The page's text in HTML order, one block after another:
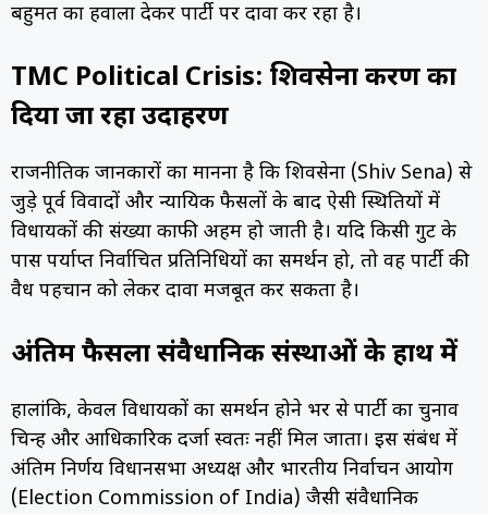
बहुमत का हवाला देकर पार्टी पर दावा कर रहा है।
TMC Political Crisis: शिवसेना प्रकरण का
दिया जा रहा उदाहरण
राजनीतिक जानकारों का मानना है कि शिवसेना (Shiv Sena) से
जुड़े पूर्व विवादों और न्यायिक फैसलों के बाद ऐसी स्थितियों में
विधायकों की संख्या काफी अहम हो जाती है। यदि किसी गुट के
पास पर्याप्त निर्वाचित प्रतिनिधियों का समर्थन हो, तो वह पार्टी की
वैध पहचान को लेकर दावा मजबूत कर सकता है।
अंतिम फैसला संवैधानिक संस्थाओं के हाथ में
हालांकि, केवल विधायकों का समर्थन होने भर से पार्टी का चुनाव
चिन्ह और आधिकारिक दर्जा स्वतः नहीं मिल जाता। इस संबंध में
अंतिम निर्णय विधानसभा अध्यक्ष और भारतीय निर्वाचन आयोग
(Election Commission of India) जैसी संवैधानिक